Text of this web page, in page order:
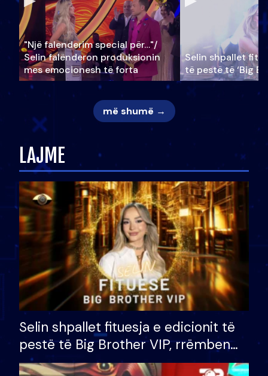
"Një falenderim special për…"/
Selin falënderon produksionin
mes emocionesh të forta
Selin shpallet
të pestë të ‘Big
më shumë →
LAJME
Selin shpallet fituesja e edicionit të
pestë të Big Brother VIP, rrëmben
çmimin e madh prej 100 mijë eurosh